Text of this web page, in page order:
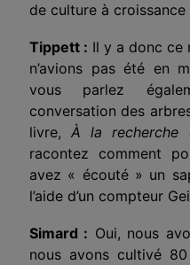
de culture à croissance
Tippett : Il y a donc ce
n’avions pas été en
vous parlez
conversation des
livre,À la recherche
racontez comment
avez « écouté » un
l’aide d’un compteur
Simard : Oui, nous
nous avons cultivé